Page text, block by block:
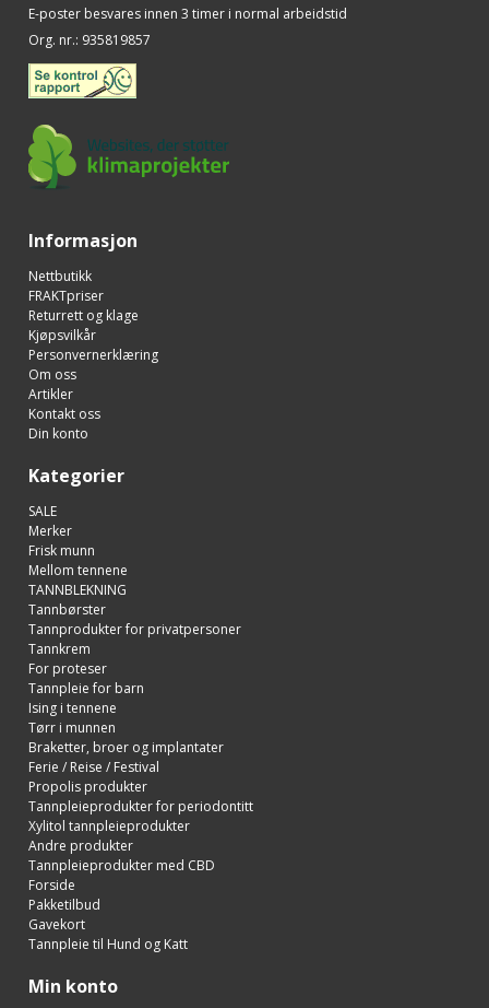
E-poster besvares innen 3 timer i normal arbeidstid
Org. nr.: 935819857
Informasjon
Nettbutikk
FRAKTpriser
Returrett og klage
Kjøpsvilkår
Personvernerklæring
Om oss
Artikler
Kontakt oss
Din konto
Kategorier
SALE
Merker
Frisk munn
Mellom tennene
TANNBLEKNING
Tannbørster
Tannprodukter for privatpersoner
Tannkrem
For proteser
Tannpleie for barn
Ising i tennene
Tørr i munnen
Braketter, broer og implantater
Ferie / Reise / Festival
Propolis produkter
Tannpleieprodukter for periodontitt
Xylitol tannpleieprodukter
Andre produkter
Tannpleieprodukter med CBD
Forside
Pakketilbud
Gavekort
Tannpleie til Hund og Katt
Min konto